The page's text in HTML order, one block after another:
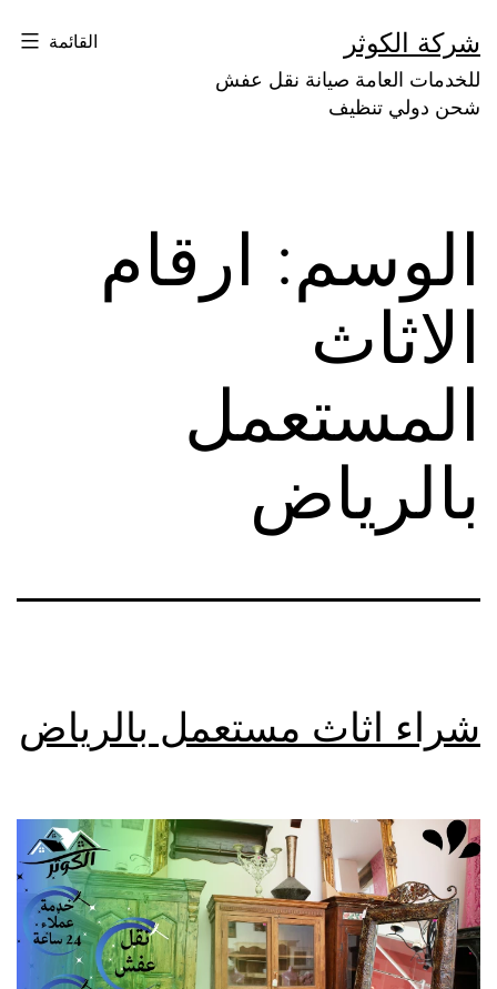
إلى
المحتوى
شركة الكوثر
للخدمات العامة صيانة نقل عفش
شحن دولي تنظيف
القائمة
الوسم: ارقام
الاثاث
المستعمل
بالرياض
شراء اثاث مستعمل بالرياض